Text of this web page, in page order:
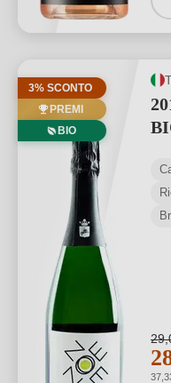
3% SCONTO
PREMI
BIO